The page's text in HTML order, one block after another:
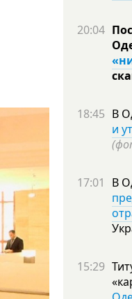
20:04
18:45 В
и
17:01 В
15:29